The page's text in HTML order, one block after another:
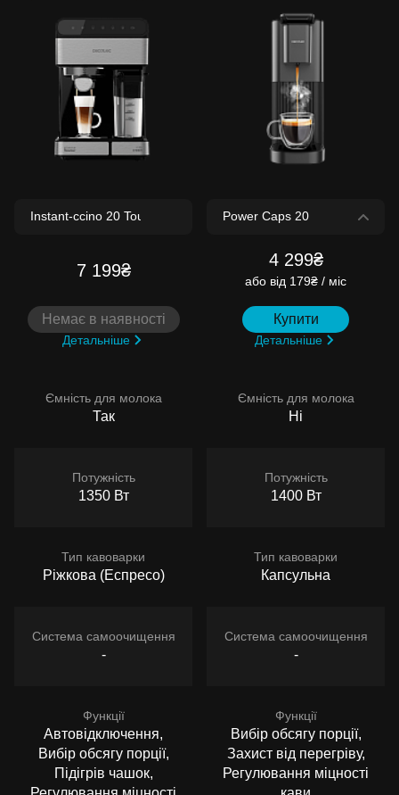
7 199₴
Немає в наявності
Детальніше
Ємність для молока
Так
Потужність
1350 Вт
Тип кавоварки
Ріжкова (Еспресо)
Система самоочищення
-
Функції
Автовідключення,
Вибір обсягу порції,
Підігрів чашок,
4 299₴
або від 179₴ / міс
Купити
Детальніше
Ємність для молока
Ні
Потужність
1400 Вт
Тип кавоварки
Капсульна
Система самоочищення
-
Функції
Вибір обсягу порції,
Захист від перегріву,
Регулювання міцності